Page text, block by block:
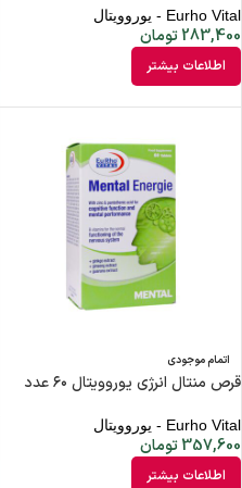
Eurho Vital - یوروویتال
283,400تومان
اطلاعات بیشتر
اتمام موجودی
قرص منتال انرژی یوروویتال ۶۰ عدد
Eurho Vital - یوروویتال
357,600تومان
اطلاعات بیشتر